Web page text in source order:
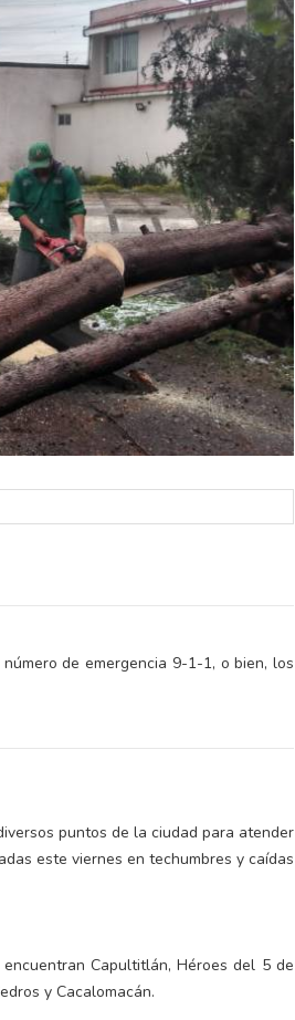
de emergencia 9-1-1, o bien, los
puntos de la ciudad para atender
este viernes en techumbres y caídas
Capultitlán, Héroes del 5 de
y Cacalomacán.
el gobierno federal cómo fue el
de captura de "El Mencho" y sus
reacciones en Jalisco